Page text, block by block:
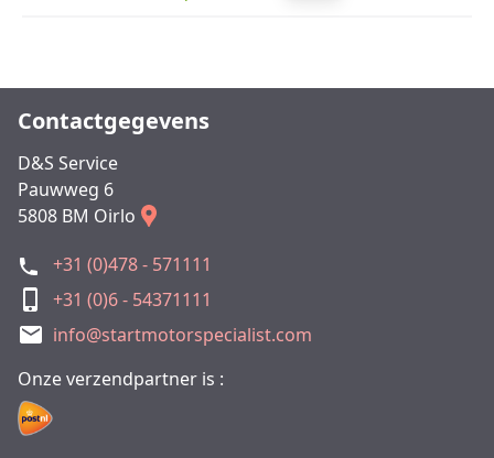
Contactgegevens
D&S Service
Pauwweg 6
5808 BM Oirlo
+31 (0)478 - 571111
+31 (0)6 - 54371111
info@startmotorspecialist.com
Onze verzendpartner is :